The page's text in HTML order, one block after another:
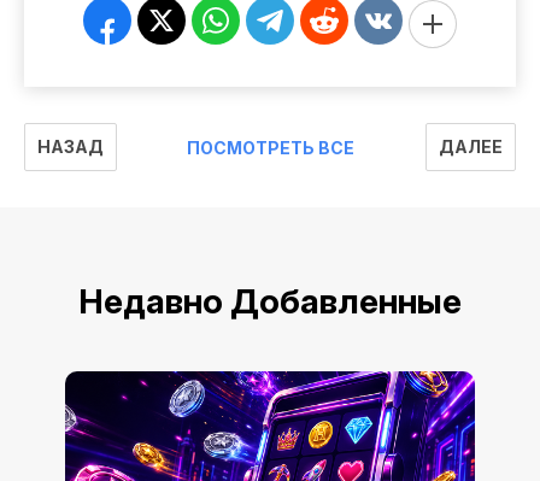
НАЗАД ПОСМОТРЕТЬ ВСЕ ДАЛЕЕ
Недавно Добавленные